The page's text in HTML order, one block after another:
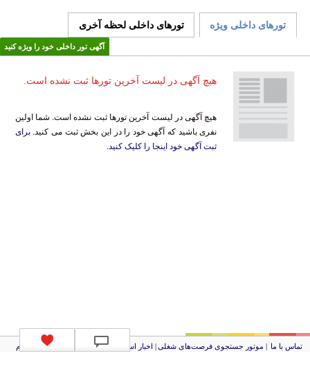
تورهای داخلی ویژه تورهای داخلی لحظه آخری
آگهی تور داخلی خود را ویژه کنید
هیچ آگهی در لیست آخرین تورها ثبت نشده است.
هیچ آگهی در لیست آخرین تورها ثبت نشده است. شما اولین
نفری باشید که آگهی خود را در این بخش ثبت می کنید.برای
ثبت آگهی خود اینجا را کلیک کنید.
تماس با ما موتور جستجوی فرصت‌های شغلی اخبار استخدام |استخدام‌های دولتی|
استخدام‌